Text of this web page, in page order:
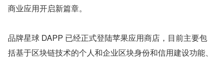
商业应用开启新篇章。
品牌星球 DAPP 已经正式登陆苹果应用商店，目前主要包
括基于区块链技术的个人和企业区块身份和信用建设功能、